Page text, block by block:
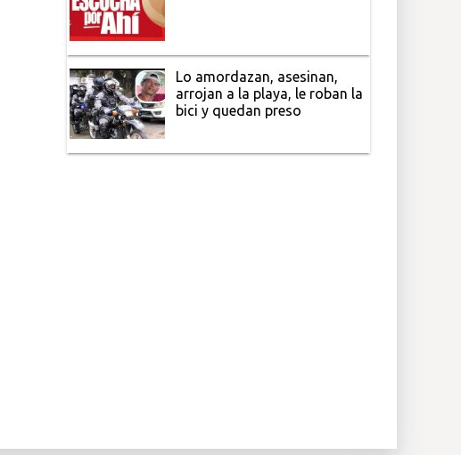
Lo amordazan, asesinan,
arrojan a la playa, le roban la
bici y quedan preso